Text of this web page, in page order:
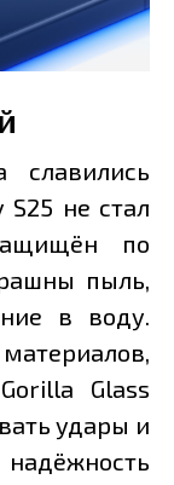
славились
не стал
по
пыль,
в воду.
Glass
удары и